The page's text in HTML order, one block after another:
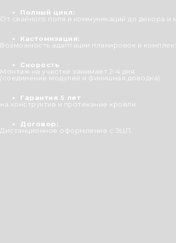
Полный цикл:
От свайного поля и коммуникаций до декора и
Кастомизация:
Возможность адаптации планировок и
Скорость
Монтаж на участке занимает 2-4 дня
(соединение модулей и финишная доводка)
Гарантия 5 лет
на конструктив и протекание кровли.
Договор:
Дистанционное оформление с ЭЦП.